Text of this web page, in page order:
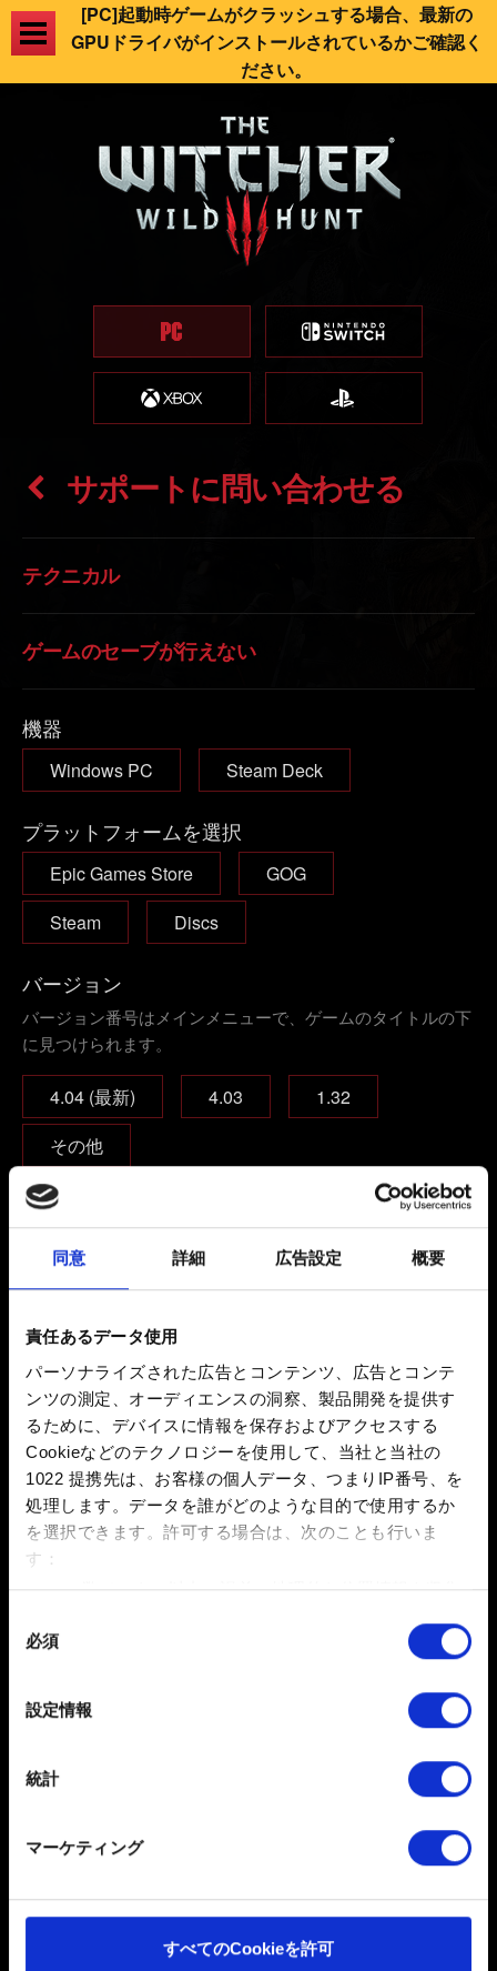
同意 詳細 広告設定 概要
責任あるデータ使用
パーソナライズされた広告とコンテンツ、広告とコンテ
ンツの測定、オーディエンスの洞察、製品開発を提供す
るために、デバイスに情報を保存およびアクセスする
Cookieなどのテクノロジーを使用して、当社と当社の
1022 提携先は、お客様の個人データ、つまりIP番号、を
処理します。データを誰がどのような目的で使用するか
を選択できます。 許可する場合は、次のことも行いま
す：
数メートル以内の誤差の地理的な位置情報を収集
特定の特性（フィンガープリント）を積極的にス
詳細セクション
で個人データの処理方法と設定を行って
ください。「Cookie宣言」からいつでも同意を変更また
だくために必要なものです。その他のCookieは、ウェブ
サイトの品質向上のために、オプションとして技術的お
た、ソーシャルメディア上などでお客様が興味を持ちそ
うなコンテンツをお届けするために、一部のCookieをパ
必須
設定情報
統計
マーケティング
すべてのCookieを許可
[PC]起動時ゲームがクラッシュする場合、最新の
GPUドライバがインストールされているかご確認く
ださい。
サポートに問い合わせる
テクニカル
ゲームのセーブが行えない
機器
Windows PC Steam Deck
プラットフォームを選択
Epic Games Store
GOG
Steam
Discs
バージョン
バージョン番号はメインメニューで、ゲームのタイトルの下
に見つけられます。
4.04 (最新) 4.03
1.32
その他
現在プレイされているゲームのエディション
本編
本編+拡張パック
コンプリートエディション
MODやトレーナー、コンソールコマンドを使用し
ましたか？
はい いいえ
メール（入力ミスにご注意ください！）
0/20
ファイルを追加
このレポートにファイルを添付できます。例：グラフィック
関連の問題の場合、画面写真